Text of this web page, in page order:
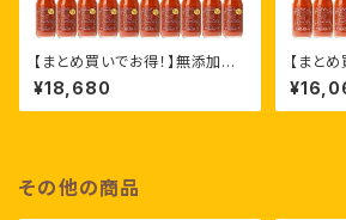
【まとめ買いでお得！】無添加ト
マトジュースFrutikaRich［180
ml ×30本］
¥18,680
【まと
マトジ
0ml ×30
その他の商品